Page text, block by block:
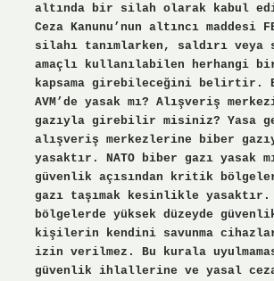
altında bir silah olarak kabul
Ceza Kanunu’nun altıncı maddesi
silahı tanımlarken, saldırı veya
amaçlı kullanılabilen herhangi
kapsama girebileceğini belirtir.
AVM’de yasak mı? Alışveriş
gazıyla girebilir misiniz? Yasa
alışveriş merkezlerine biber
yasaktır. NATO biber gazı yasak
güvenlik açısından kritik
gazı taşımak kesinlikle
bölgelerde yüksek düzeyde
kişilerin kendini savunma
izin verilmez. Bu kurala
güvenlik ihlallerine ve yasal